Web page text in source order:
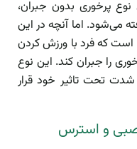
پرخوری بدون جبران،
می‌شود. اما آنچه در این
است که فرد با ورزش کردن
را جبران کند. این نوع
شدت تحت تاثیر خود قرار
و استرس